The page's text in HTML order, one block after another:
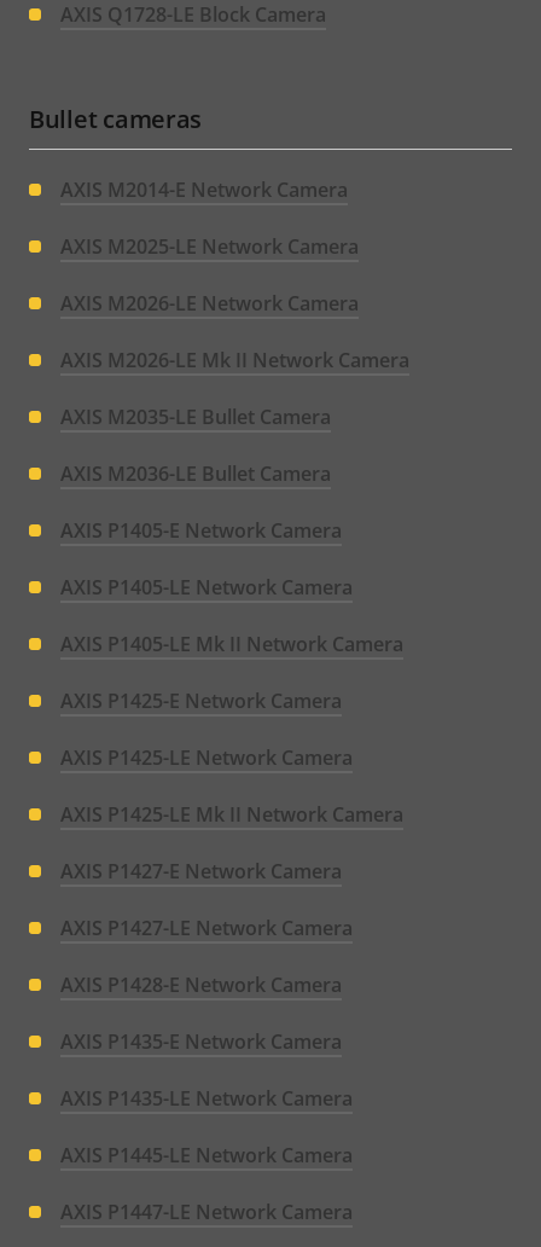
AXIS Q1728-LE Block Camera
Bullet cameras
AXIS M2014-E Network Camera
AXIS M2025-LE Network Camera
AXIS M2026-LE Network Camera
AXIS M2026-LE Mk II Network Camera
AXIS M2035-LE Bullet Camera
AXIS M2036-LE Bullet Camera
AXIS P1405-E Network Camera
AXIS P1405-LE Network Camera
AXIS P1405-LE Mk II Network Camera
AXIS P1425-E Network Camera
AXIS P1425-LE Network Camera
AXIS P1425-LE Mk II Network Camera
AXIS P1427-E Network Camera
AXIS P1427-LE Network Camera
AXIS P1428-E Network Camera
AXIS P1435-E Network Camera
AXIS P1435-LE Network Camera
AXIS P1445-LE Network Camera
AXIS P1447-LE Network Camera